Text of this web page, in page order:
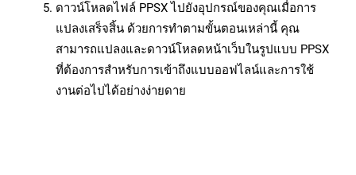
ดาวน์โหลดไฟล์ PPSX ไปยังอุปกรณ์ของคุณเมื่อการ
แปลงเสร็จสิ้น ด้วยการทำตามขั้นตอนเหล่านี้ คุณ
สามารถแปลงและดาวน์โหลดหน้าเว็บในรูปแบบ PPSX
ที่ต้องการสำหรับการเข้าถึงแบบออฟไลน์และการใช้
งานต่อไปได้อย่างง่ายดาย